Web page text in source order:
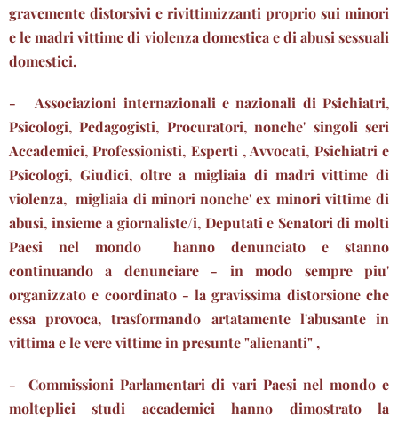
gravemente distorsivi e rivittimizzanti proprio sui minori
e le madri vittime di violenza domestica e di abusi sessuali
domestici.
- Associazioni internazionali e nazionali di Psichiatri,
Psicologi, Pedagogisti, Procuratori, nonche' singoli seri
Accademici, Professionisti, Esperti , Avvocati, Psichiatri e
Psicologi, Giudici, oltre a migliaia di madri vittime di
violenza, migliaia di minori nonche' ex minori vittime di
abusi, insieme a giornaliste/i, Deputati e Senatori di molti
Paesi nel mondo hanno denunciato e stanno
continuando a denunciare - in modo sempre piu'
organizzato e coordinato - la gravissima distorsione che
essa provoca, trasformando artatamente l'abusante in
vittima e le vere vittime in presunte "alienanti" ,
- Commissioni Parlamentari di vari Paesi nel mondo e
molteplici studi accademici hanno dimostrato la